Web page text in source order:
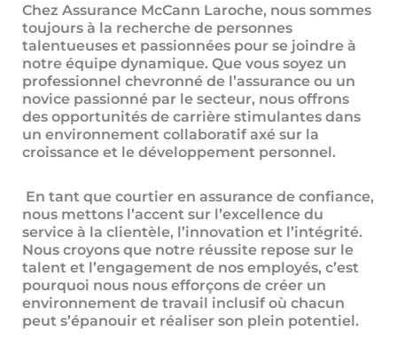
Chez Assurance McCann Laroche, nous sommes
toujours à la recherche de personnes
talentueuses et passionnées pour se joindre à
notre équipe dynamique. Que vous soyez un
professionnel chevronné de l’assurance ou un
novice passionné par le secteur, nous offrons
des opportunités de carrière stimulantes dans
un environnement collaboratif axé sur la
croissance et le développement personnel.
En tant que courtier en assurance de confiance,
nous mettons l’accent sur l’excellence du
service à la clientèle, l’innovation et l’intégrité.
Nous croyons que notre réussite repose sur le
talent et l’engagement de nos employés, c’est
pourquoi nous nous efforçons de créer un
environnement de travail inclusif où chacun
peut s’épanouir et réaliser son plein potentiel.